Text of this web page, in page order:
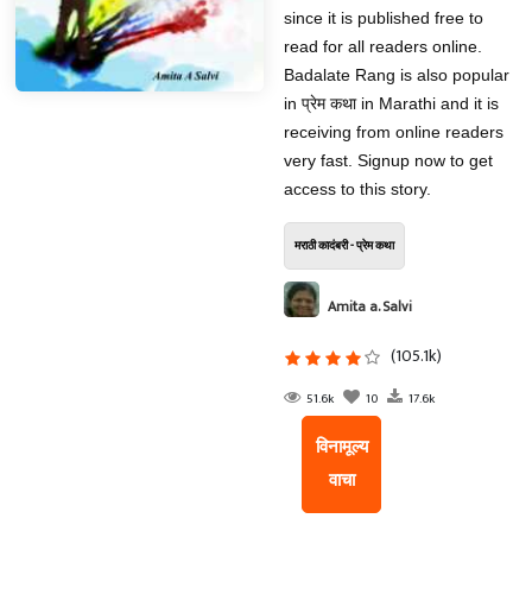
since it is published free to
read for all readers online.
Badalate Rang is also popular
in प्रेम कथा in Marathi and it is
receiving from online readers
very fast. Signup now to get
access to this story.
मराठी कादंबरी - प्रेम कथा
Amita a. Salvi
(105.1k)
51.6k 10 17.6k
विनामूल्य
वाचा